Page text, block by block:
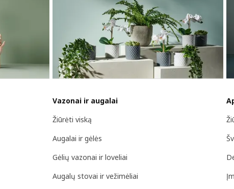
Vazonai ir augalai
Žiūrėti viską
Augalai ir gėlės
Gėlių vazonai ir loveliai
Augalų stovai ir vežimėliai